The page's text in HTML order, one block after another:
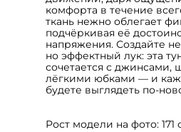
комфорта в течение
ткань нежно облегает
подчёркивая её
напряжения. Создайте
но эффектный лук: эта
сочетается с джинсами,
лёгкими юбками — и
будете выглядеть
Рост модели на фото: 171